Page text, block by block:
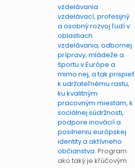
vzdelávania
vzdelávací, profesijný
a osobný rozvoj ľudí v
oblastiach
vzdelávania, odbornej
prípravy, mládeže a
športu v Európe a
mimo nej, a tak prispieť
k udržateľnému rastu,
ku kvalitným
pracovným miestam, k
sociálnej súdržnosti,
podpore inovácií a
posilneniu európskej
identity a aktívneho
občianstva. Program
ako taký je kľúčovým